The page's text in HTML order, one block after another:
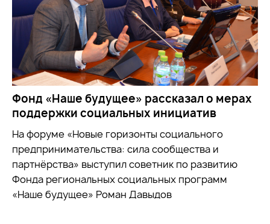
Фонд «Наше будущее» рассказал о мерах
поддержки социальных инициатив
На форуме «Новые горизонты социального
предпринимательства: сила сообщества и
партнёрства» выступил советник по развитию
Фонда региональных социальных программ
«Наше будущее» Роман Давыдов